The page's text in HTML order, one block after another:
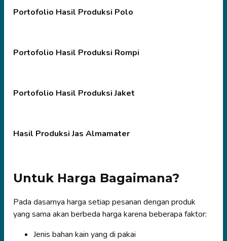
Portofolio Hasil Produksi Polo
Portofolio Hasil Produksi Rompi
Portofolio Hasil Produksi Jaket
Hasil Produksi Jas Almamater
Untuk Harga Bagaimana?
Pada dasarnya harga setiap pesanan dengan produk
yang sama akan berbeda harga karena beberapa faktor:
Jenis bahan kain yang di pakai